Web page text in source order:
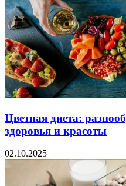
Цветная диета:
здоровья и красоты
02.10.2025